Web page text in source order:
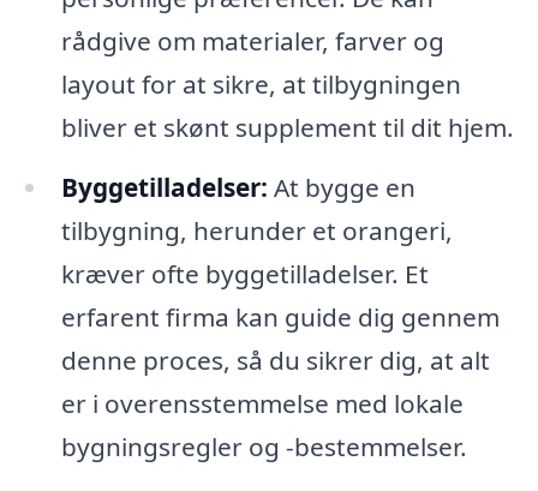
rådgive om materialer, farver og
layout for at sikre, at tilbygningen
bliver et skønt supplement til dit hjem.
Byggetilladelser: At bygge en
tilbygning, herunder et orangeri,
kræver ofte byggetilladelser. Et
erfarent firma kan guide dig gennem
denne proces, så du sikrer dig, at alt
er i overensstemmelse med lokale
bygningsregler og -bestemmelser.